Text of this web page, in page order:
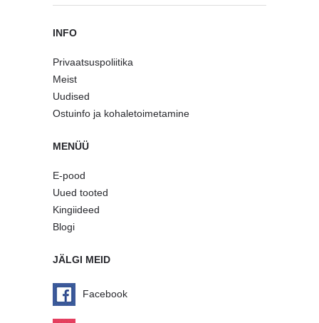
INFO
Privaatsuspoliitika
Meist
Uudised
Ostuinfo ja kohaletoimetamine
MENÜÜ
E-pood
Uued tooted
Kingiideed
Blogi
JÄLGI MEID
Facebook